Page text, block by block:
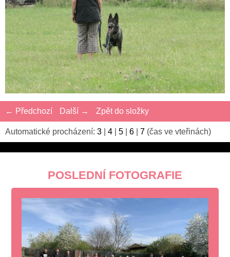
← Předchozí Další → Zpět do složky
Automatické procházení: 3 4 5 6 7 (čas ve vteřinách)
POSLEDNÍ FOTOGRAFIE